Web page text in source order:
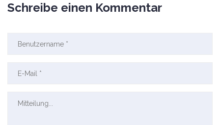
Schreibe einen Kommentar